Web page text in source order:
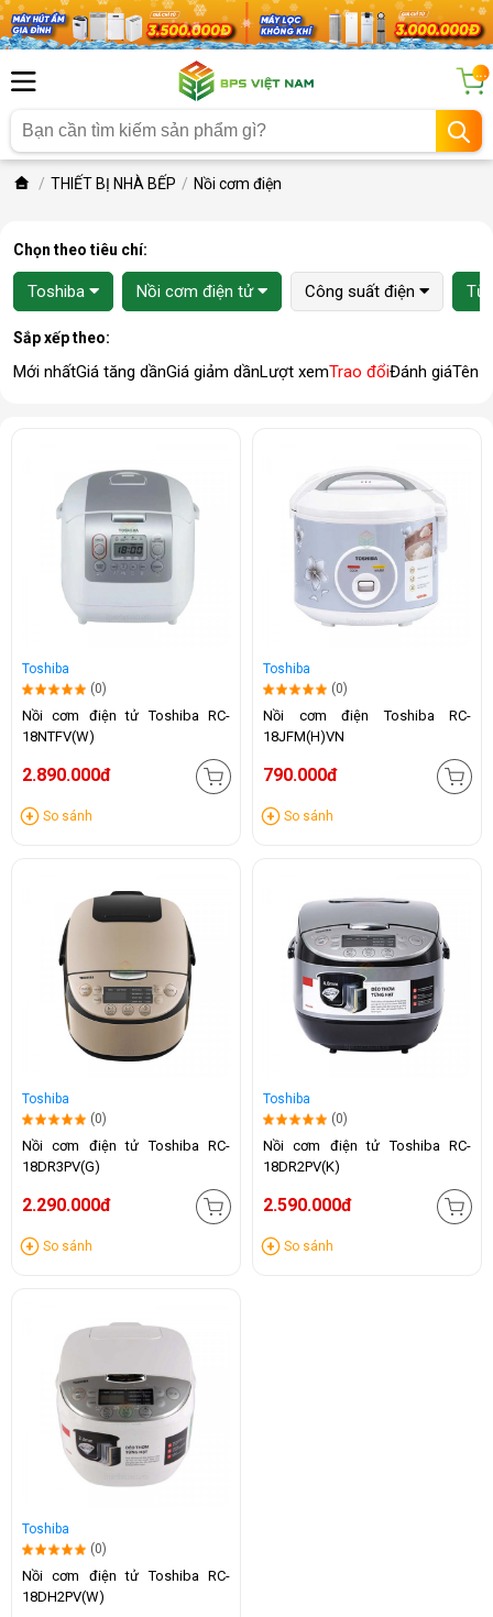
...
THIẾT BỊ NHÀ BẾP Nồi cơm điện
Chọn theo tiêu chí:
Toshiba Nồi cơm điện tử Công suất điện Từ
Sắp xếp theo:
Mới nhấtGiá tăng dầnGiá giảm dầnLượt xemTrao đổiĐánh giáTên
Toshiba
(0)
Nồi cơm điện tử Toshiba RC-
18NTFV(W)
2.890.000đ
So sánh
Toshiba
(0)
Nồi cơm điện Toshiba RC-
18JFM(H)VN
790.000đ
So sánh
Toshiba
(0)
Nồi cơm điện tử Toshiba RC-
18DR3PV(G)
2.290.000đ
So sánh
Toshiba
(0)
Nồi cơm điện tử Toshiba RC-
18DR2PV(K)
2.590.000đ
So sánh
Toshiba
(0)
Nồi cơm điện tử Toshiba RC-
18DH2PV(W)